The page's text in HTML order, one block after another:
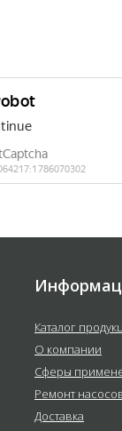
Каталог
О компании
Сферы
Ремонт
Доставка